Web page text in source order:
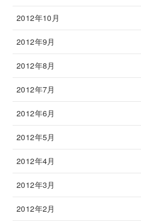
2012年10月
2012年9月
2012年8月
2012年7月
2012年6月
2012年5月
2012年4月
2012年3月
2012年2月